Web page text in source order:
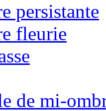
persistante
fleurie
de mi-